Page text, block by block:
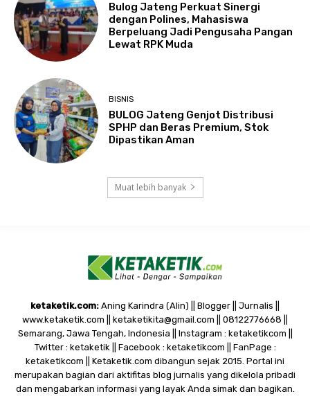
Bulog Jateng Perkuat Sinergi
dengan Polines, Mahasiswa
Berpeluang Jadi Pengusaha Pangan
Lewat RPK Muda
BISNIS
BULOG Jateng Genjot Distribusi
SPHP dan Beras Premium, Stok
Dipastikan Aman
Muat lebih banyak
ketaketik.com: Aning Karindra (Alin) || Blogger || Jurnalis ||
www.ketaketik.com || ketaketikita@gmail.com || 08122776668 ||
Semarang, Jawa Tengah, Indonesia || Instagram : ketaketikcom ||
Twitter : ketaketik || Facebook : ketaketikcom || FanPage :
ketaketikcom || Ketaketik.com dibangun sejak 2015. Portal ini
merupakan bagian dari aktifitas blog jurnalis yang dikelola pribadi
dan mengabarkan informasi yang layak Anda simak dan bagikan.